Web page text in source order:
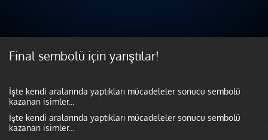
Final sembolü için yarıştılar!
İşte kendi aralarında yaptıkları mücadeleler sonucu sembolü
kazanan isimler...
İşte kendi aralarında yaptıkları mücadeleler sonucu sembolü
kazanan isimler...